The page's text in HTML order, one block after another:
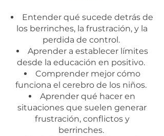
Entender qué sucede detrás de
los berrinches, la frustración, y la
perdida de control.
Aprender a establecer límites
desde la educación en positivo.
Comprender mejor cómo
funciona el cerebro de los niños.
Aprender qué hacer en
situaciones que suelen generar
frustración, conflictos y
berrinches.